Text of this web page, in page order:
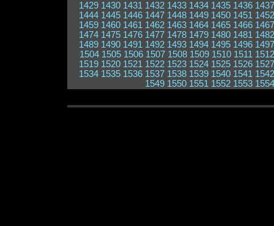
1429 1430 1431 1432 1433 1434 1435 1436 1437
1444 1445 1446 1447 1448 1449 1450 1451 1452
1459 1460 1461 1462 1463 1464 1465 1466 1467
1474 1475 1476 1477 1478 1479 1480 1481 1482
1489 1490 1491 1492 1493 1494 1495 1496 1497
1504 1505 1506 1507 1508 1509 1510 1511 1512
1519 1520 1521 1522 1523 1524 1525 1526 1527
1534 1535 1536 1537 1538 1539 1540 1541 1542
1549 1550 1551 1552 1553 1554